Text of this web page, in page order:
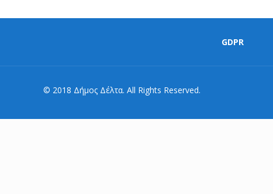
GDPR
© 2018 Δήμος Δέλτα. All Rights Reserved.